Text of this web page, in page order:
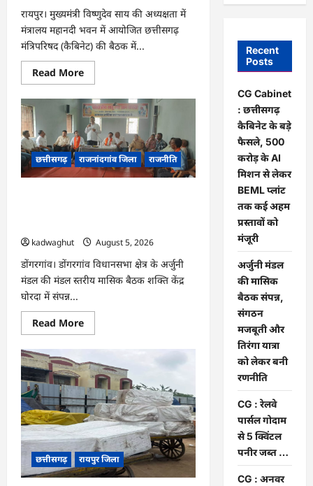
रायपुर। मुख्यमंत्री विष्णुदेव साय की अध्यक्षता में
मंत्रालय महानदी भवन में आयोजित छत्तीसगढ़
मंत्रिपरिषद (कैबिनेट) की बैठक में...
Read MoreRead
more
CG
Cabinet
:
छत्तीसगढ़
कैबिनेट
के
बड़े
फैसले,
500
लेकर
BEML
प्लांट
तक
कई
अहम
मंजूरी
छत्तीसगढ़ राजनांदगांव जिला राजनीति
kadwaghut
August 5, 2026
डोंगरगांव। डोंगरगांव विधानसभा क्षेत्र के अर्जुनी
मंडल की मंडल स्तरीय मासिक बैठक शक्ति केंद्र
घोरदा में संपन्न...
Read MoreRead
more
अर्जुनी
मंडल
की
मासिक
बैठक
संपन्न,
संगठन
मजबूती
और
तिरंगा
यात्रा
को
लेकर
बनी
छत्तीसगढ़ रायपुर जिला
Recent
Posts
CG Cabinet
: छत्तीसगढ़
कैबिनेट के बड़े
फैसले, 500
करोड़ के AI
मिशन से लेकर
BEML प्लांट
तक कई अहम
प्रस्तावों को
मंजूरी
अर्जुनी मंडल
की मासिक
बैठक संपन्न,
संगठन
मजबूती और
तिरंगा यात्रा
को लेकर बनी
रणनीति
CG : रेलवे
पार्सल गोदाम
से 5 क्विंटल
पनीर जब्त …
CG : अनवर